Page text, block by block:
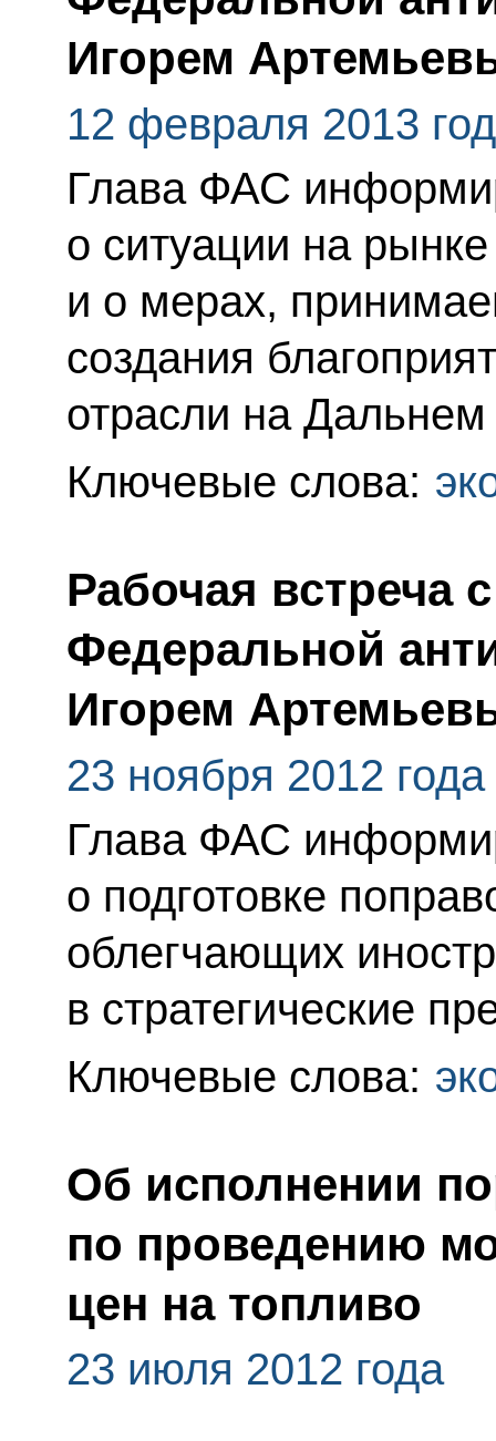
Игорем
12 февраля 2013
Глава ФАС
о ситуации на
и о мерах,
создания
отрасли на Дальнем
Ключевые слова:
Рабочая встреча
Федеральной
Игорем
23 ноября 2012 года
Глава ФАС
о подготовке
облегчающих
в стратегические
Ключевые слова:
Об исполнении
по проведению
цен на топливо
23 июля 2012 года